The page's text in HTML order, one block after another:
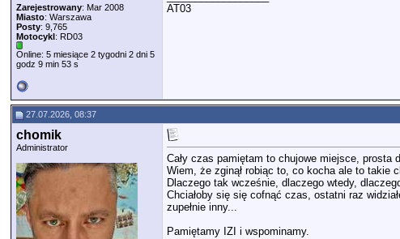
Zarejestrowany: Mar 2008
Miasto: Warszawa
Posty: 9,765
Motocykl: RD03
Online: 5 miesiące 2 tygodni 2 dni 5
godz 9 min 53 s
AT03
27.07.2026, 08:37
chomik
Administrator
Cały czas pamiętam to chujowe miejsce, prosta
Wiem, że zginął robiąc to, co kocha ale to takie
Dlaczego tak wcześnie, dlaczego wtedy,
Chciałoby się się cofnąć czas, ostatni raz
zupełnie inny...
Pamiętamy IZI i wspominamy.